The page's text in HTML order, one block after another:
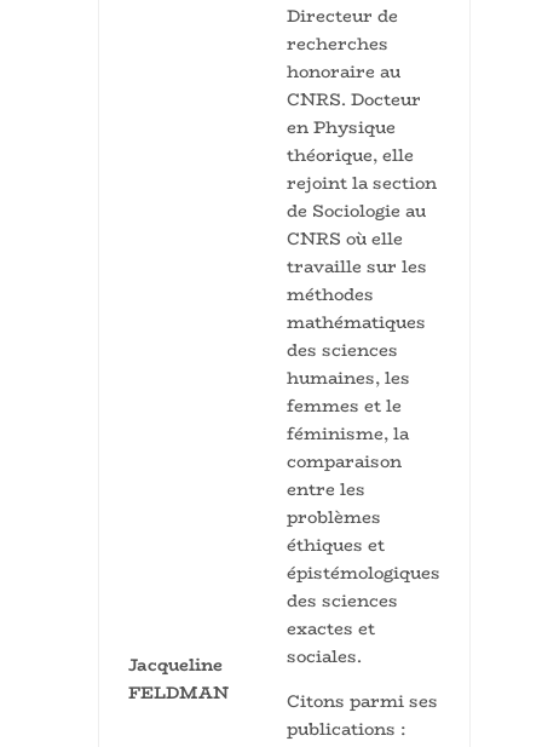
Jacqueline
FELDMAN
Directeur de
recherches
honoraire au
CNRS. Docteur
en Physique
théorique, elle
rejoint la section
de Sociologie au
CNRS où elle
travaille sur les
méthodes
mathématiques
des sciences
humaines, les
femmes et le
féminisme, la
comparaison
entre les
problèmes
éthiques et
épistémologiques
des sciences
exactes et
sociales.
Citons parmi ses
publications :